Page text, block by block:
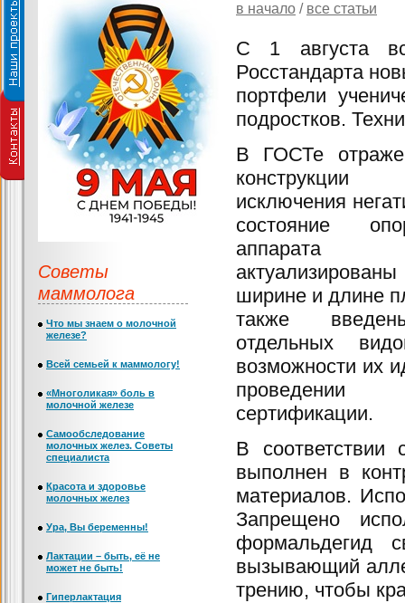
в начало / все статьи
С 1 августа
Росстандарта
портфели
подростков.
В ГОСТе
исключения
состояние
аппарата
ширине и длине
также
отдельных
возможности их
сертификации.
В
выполнен в
материалов.
Запрещено
формальдегид
вызывающий
трению, чтобы
Советы
маммолога
Что мы знаем о молочной
железе?
Всей семьей к маммологу!
«Многоликая» боль в
молочной железе
Самообследование
молочных желез. Советы
специалиста
Красота и здоровье
молочных желез
Ура, Вы беременны!
Лактации – быть, её не
может не быть!
Гиперлактация